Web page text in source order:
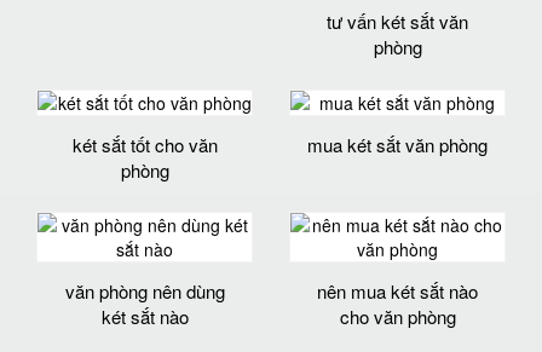
tư vấn két sắt văn
phòng
két sắt tốt cho văn
phòng
mua két sắt văn phòng
văn phòng nên dùng
két sắt nào
nên mua két sắt nào
cho văn phòng